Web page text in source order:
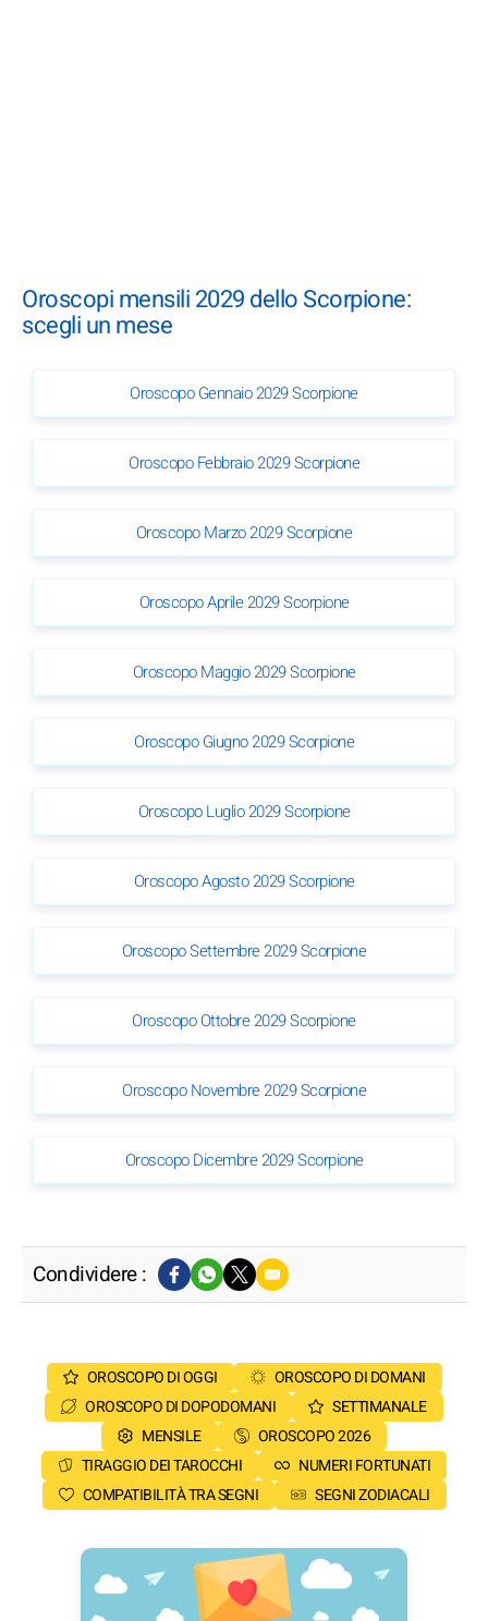
Oroscopi mensili 2029 dello Scorpione:
scegli un mese
Oroscopo Gennaio 2029 Scorpione
Oroscopo Febbraio 2029 Scorpione
Oroscopo Marzo 2029 Scorpione
Oroscopo Aprile 2029 Scorpione
Oroscopo Maggio 2029 Scorpione
Oroscopo Giugno 2029 Scorpione
Oroscopo Luglio 2029 Scorpione
Oroscopo Agosto 2029 Scorpione
Oroscopo Settembre 2029 Scorpione
Oroscopo Ottobre 2029 Scorpione
Oroscopo Novembre 2029 Scorpione
Oroscopo Dicembre 2029 Scorpione
Condividere :
OROSCOPO DI OGGI
OROSCOPO DI DOMANI
OROSCOPO DI DOPODOMANI
SETTIMANALE
MENSILE
OROSCOPO 2026
TIRAGGIO DEI TAROCCHI
NUMERI FORTUNATI
COMPATIBILITÀ TRA SEGNI
SEGNI ZODIACALI